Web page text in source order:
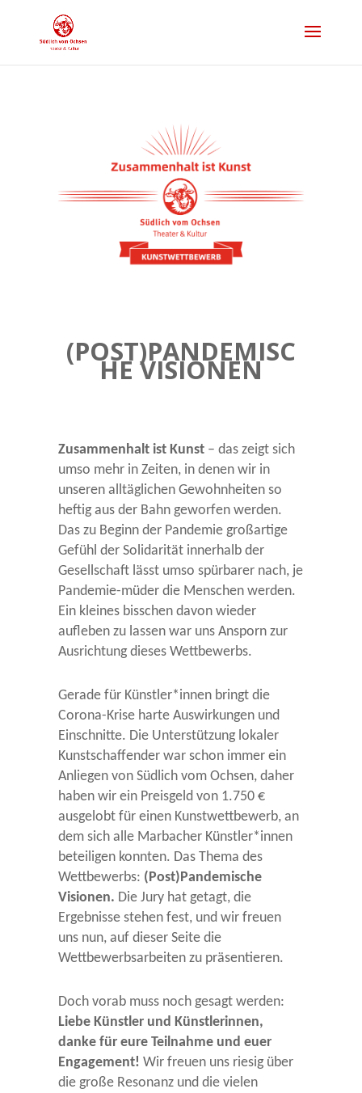
(POST)PANDEMISC
HE VISIONEN
Zusammenhalt ist Kunst– das zeigt sich
umso mehr in Zeiten, in denen wir in
unseren alltäglichen Gewohnheiten so
heftig aus der Bahn geworfen werden.
Das zu Beginn der Pandemie großartige
Gefühl der Solidarität innerhalb der
Gesellschaft lässt umso spürbarer nach, je
Pandemie-müder die Menschen werden.
Ein kleines bisschen davon wieder
aufleben zu lassen war uns Ansporn zur
Ausrichtung dieses Wettbewerbs.
Gerade für Künstler*innen bringt die
Corona-Krise harte Auswirkungen und
Einschnitte. Die Unterstützung lokaler
Kunstschaffender war schon immer ein
Anliegen von Südlich vom Ochsen, daher
haben wir ein Preisgeld von 1.750 €
ausgelobt für einen Kunstwettbewerb, an
dem sich alle Marbacher Künstler*innen
beteiligen konnten. Das Thema des
Wettbewerbs: (Post)Pandemische
Visionen. Die Jury hat getagt, die
Ergebnisse stehen fest, und wir freuen
uns nun, auf dieser Seite die
Wettbewerbsarbeiten zu präsentieren.
Doch vorab muss noch gesagt werden:
Liebe Künstler und Künstlerinnen,
danke für eure Teilnahme und euer
Engagement! Wir freuen uns riesig über
die große Resonanz und die vielen